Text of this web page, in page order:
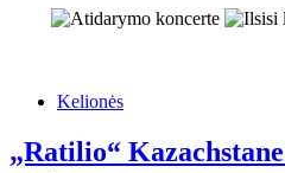
Kelionės
„Ratilio“